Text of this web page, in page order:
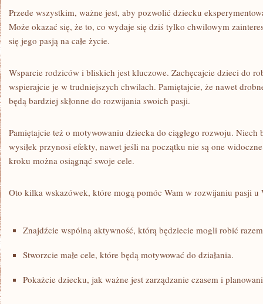
Przede​ wszystkim, ważne jest, aby pozwolić dziecku
Może okazać się, że to, co wydaje się⁢ dziś ‍tylko chwilowym⁤
się ‍jego pasją na całe życie.
Wsparcie⁢ rodziców i ⁤bliskich ⁢jest kluczowe. Zachęcajcie dzieci⁢ do
wspierajcie je w trudniejszych⁢ chwilach. Pamiętajcie, że ⁣nawet
będą‌ bardziej skłonne do rozwijania swoich ⁢pasji.
Pamiętajcie też o motywowaniu dziecka do⁢ ciągłego rozwoju. Niech
wysiłek przynosi efekty, nawet jeśli na początku nie​ są one
kroku ‍można osiągnąć swoje cele.
Oto ‍kilka ⁤wskazówek,‌ które mogą pomóc Wam ⁣w ⁢rozwijaniu pasji⁢ u
Znajdźcie wspólną aktywność, ‍którą będziecie⁤ mogli robić⁤
Stworzcie małe cele, które będą motywować do działania.
Pokażcie dziecku, jak ważne⁤ jest zarządzanie ‌czasem ‍i